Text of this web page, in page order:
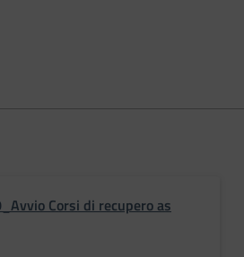
Corsi di recupero as